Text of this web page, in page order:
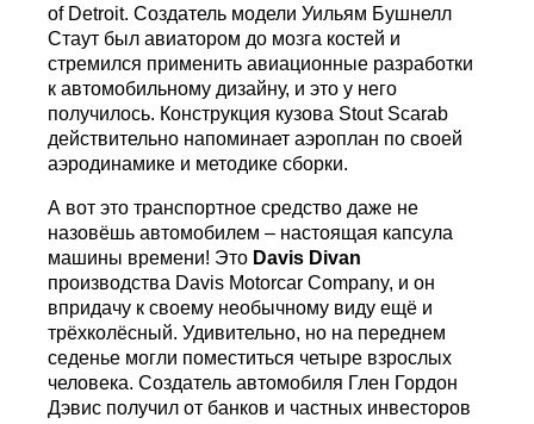
of Detroit. Создатель модели Уильям Бушнелл
Стаут был авиатором до мозга костей и
стремился применить авиационные разработки
к автомобильному дизайну, и это у него
получилось. Конструкция кузова Stout Scarab
действительно напоминает аэроплан по своей
аэродинамике и методике сборки.
А вот это транспортное средство даже не
назовёшь автомобилем – настоящая капсула
машины времени! Это Davis Divan
производства Davis Motorcar Company, и он
впридачу к своему необычному виду ещё и
трёхколёсный. Удивительно, но на переднем
седенье могли поместиться четыре взрослых
человека. Создатель автомобиля Глен Гордон
Дэвис получил от банков и частных инвесторов